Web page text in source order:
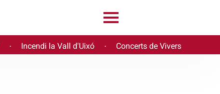
· Incendi la Vall d'Uixó · Concerts de Vivers